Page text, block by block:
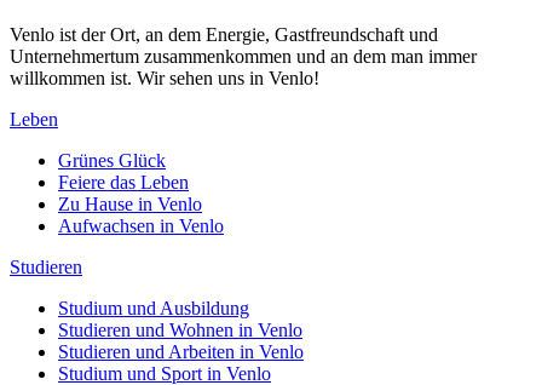
Venlo ist der Ort, an dem Energie, Gastfreundschaft und
Unternehmertum zusammenkommen und an dem man immer
willkommen ist. Wir sehen uns in Venlo!
Leben
Grünes Glück
Feiere das Leben
Zu Hause in Venlo
Aufwachsen in Venlo
Studieren
Studium und Ausbildung
Studieren und Wohnen in Venlo
Studieren und Arbeiten in Venlo
Studium und Sport in Venlo